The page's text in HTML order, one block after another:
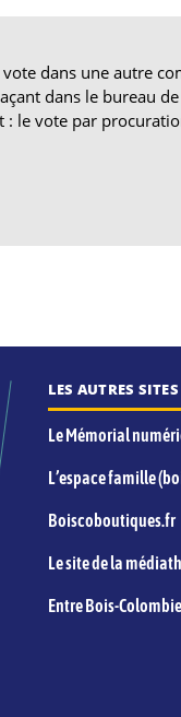
dans une autre
dans le bureau
: le vote par
LES AUTRES
Le Mémorial
L’espace famille
Boiscoboutiques.fr
Le site de la
Entre Bois-